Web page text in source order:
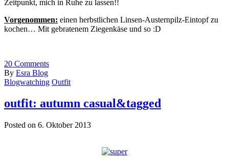
Zeitpunkt, mich in Ruhe zu lassen!!
Vorgenommen: einen herbstlichen Linsen-Austernpilz-Eintopf zu
kochen… Mit gebratenem Ziegenkäse und so :D
20 Comments
By Esra Blog
Blogwatching Outfit
outfit: autumn casual&tagged
Posted on 6. Oktober 2013